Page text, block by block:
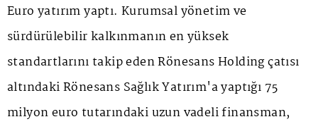
Euro yatırım yaptı. Kurumsal yönetim ve
sürdürülebilir kalkınmanın en yüksek
standartlarını takip eden Rönesans Holding çatısı
altındaki Rönesans Sağlık Yatırım'a yaptığı 75
milyon euro tutarındaki uzun vadeli finansman,